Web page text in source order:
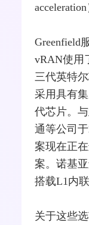
acceleration
Greenfield
vRAN使用
三代英特尔
采用具有
代芯片。
通等公司
案现在正
案。诺基
搭载L1内
关于这些